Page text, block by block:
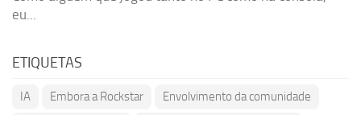
eu...
ETIQUETAS
IA Embora a Rockstar
Envolvimento da comunidade